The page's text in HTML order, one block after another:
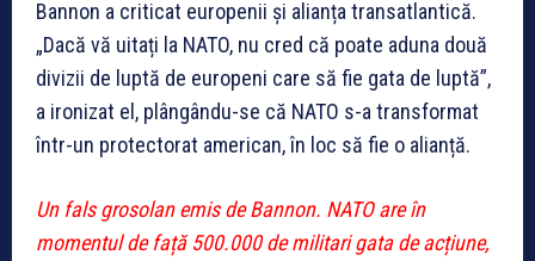
Bannon a criticat europenii și alianța transatlantică.
„Dacă vă uitați la NATO, nu cred că poate aduna două
divizii de luptă de europeni care să fie gata de luptă”,
a ironizat el, plângându-se că NATO s-a transformat
într-un protectorat american, în loc să fie o alianță.
Un fals grosolan emis de Bannon. NATO are în
momentul de față 500.000 de militari gata de acțiune,